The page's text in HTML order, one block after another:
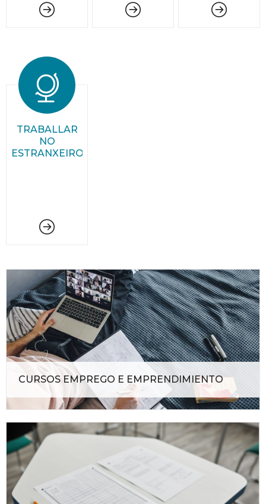
TRABALLAR
NO
ESTRANXEIRO
CURSOS EMPREGO E EMPRENDIMIENTO